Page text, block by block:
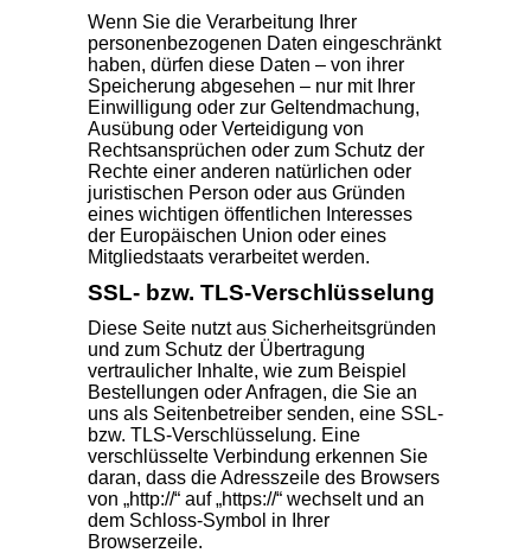
Wenn Sie die Verarbeitung Ihrer
personenbezogenen Daten eingeschränkt
haben, dürfen diese Daten – von ihrer
Speicherung abgesehen – nur mit Ihrer
Einwilligung oder zur Geltendmachung,
Ausübung oder Verteidigung von
Rechtsansprüchen oder zum Schutz der
Rechte einer anderen natürlichen oder
juristischen Person oder aus Gründen
eines wichtigen öffentlichen Interesses
der Europäischen Union oder eines
Mitgliedstaats verarbeitet werden.
SSL- bzw. TLS-Verschlüsselung
Diese Seite nutzt aus Sicherheitsgründen
und zum Schutz der Übertragung
vertraulicher Inhalte, wie zum Beispiel
Bestellungen oder Anfragen, die Sie an
uns als Seitenbetreiber senden, eine SSL-
bzw. TLS-Verschlüsselung. Eine
verschlüsselte Verbindung erkennen Sie
daran, dass die Adresszeile des Browsers
von „http://“ auf „https://“ wechselt und an
dem Schloss-Symbol in Ihrer
Browserzeile.